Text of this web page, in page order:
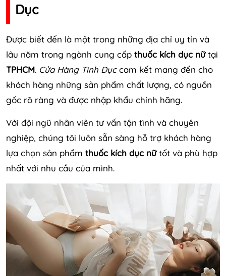
Dục
Được biết đến là một trong những địa chỉ uy tín và
lâu năm trong ngành cung cấp thuốc kích dục nữtại
TPHCM. Cửa Hàng Tình Dụccam kết mang đến cho
khách hàng những sản phẩm chất lượng, có nguồn
gốc rõ ràng và được nhập khẩu chính hãng.
Với đội ngũ nhân viên tư vấn tận tình và chuyên
nghiệp, chúng tôi luôn sẵn sàng hỗ trợ khách hàng
lựa chọn sản phẩm thuốc kích dục nữtốt và phù hợp
nhất với nhu cầu của mình.